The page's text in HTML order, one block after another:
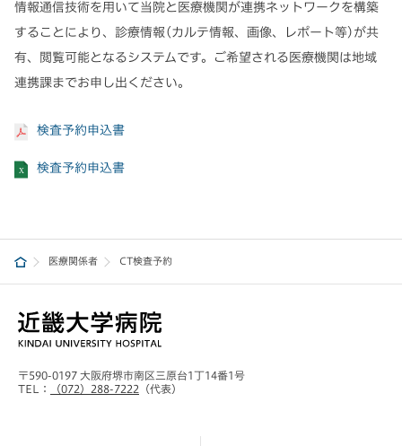
情報通信技術を用いて当院と医療機関が連携ネットワークを構築
することにより、診療情報(カルテ情報、画像、レポート等)が共
有、閲覧可能となるシステムです。ご希望される医療機関は地域
連携課までお申し出ください。
検査予約申込書
検査予約申込書
医療関係者 CT検査予約
〒590-0197 大阪府堺市南区三原台1丁14番1号
TEL：
（072）288-7222 （代表）